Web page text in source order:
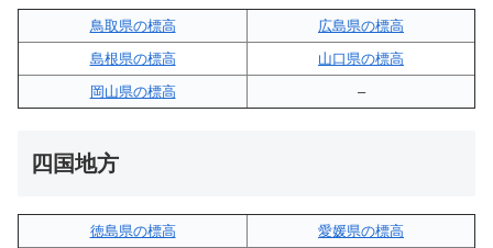
鳥取県の標高
広島県の標高
島根県の標高
山口県の標高
岡山県の標高
–
四国地方
徳島県の標高
愛媛県の標高